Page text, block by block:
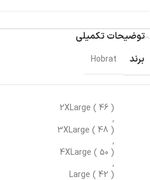
توضیحات تکمیلی
برند
Hobrat
2XLarge ( 46 )
,
3XLarge ( 48 )
,
4XLarge ( 50 )
,
Large ( 42 )